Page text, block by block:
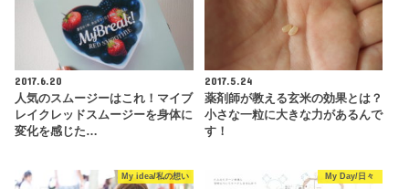
2017.6.20
人気のスムージーはこれ！マイブ
レイクレッドスムージーを身体に
変化を感じた…
2017.5.24
薬剤師が教える玄米の効果とは？
小さな一粒に大きな力があるんで
す！
My idea/私の想い My Day/日々